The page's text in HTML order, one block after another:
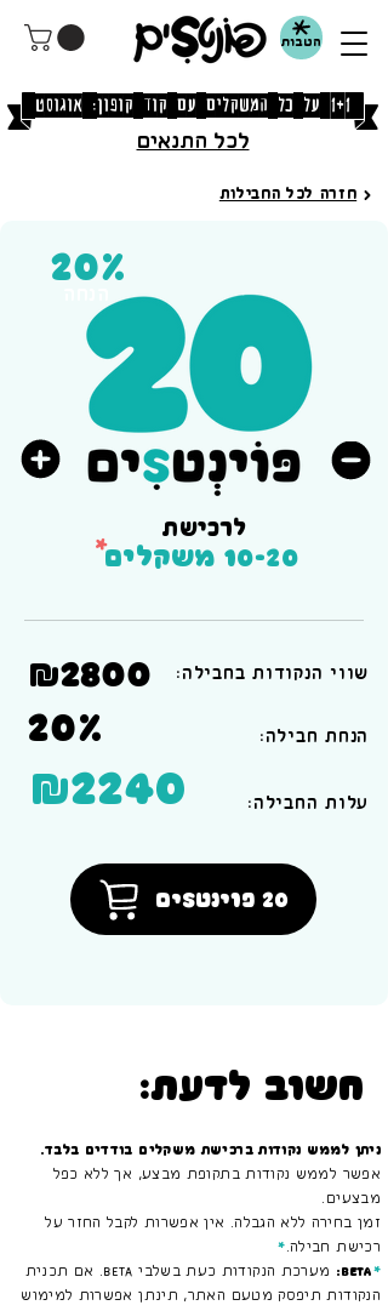
הטבות
[1+1 על כל המשקלים עם קוד קופון: אוגוסט] לכל התנאים
חזרה לכל החבילות
10-20 משקלים
לרכישת
*
20%
₪2240 :עלות החבילה
20% הנחת חבילה:
₪2800 שווי הנקודות בחבילה:
20 פוינטSים
חשוב לדעת:
ניתן לממש נקודות ברכישת משקלים בודדים בלבד.
אפשר לממש נקודות בתקופת מבצע, אך ללא כפל
מבצעים.
זמן בחירה ללא הגבלה. אין אפשרות לקבל החזר על
רכישת חבילה.*
*
BETA:
מערכת הנקודות כעת בשלבי BETA. אם תכנית
הנקודות תיפסק מטעם האתר, תינתן אפשרות למימוש